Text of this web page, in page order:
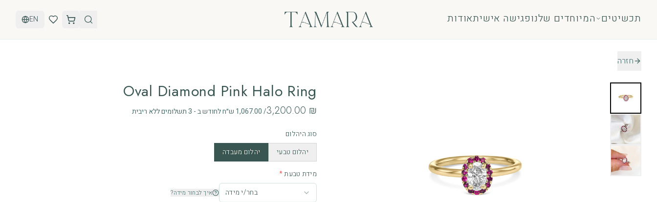
EN תכשיטים המיוחדים שלנופגישה אישיתאודות
חזרה
Oval Diamond Pink Halo Ring
‏3,200.00 ₪ / 1,067.00 ש״ח לחודש ב - 3 תשלומים ללא ריבית
סוג היהלום
יהלום טבעי
יהלום מעבדה
מידת טבעת*
בחר/י מידה
איך לבחור מידה?